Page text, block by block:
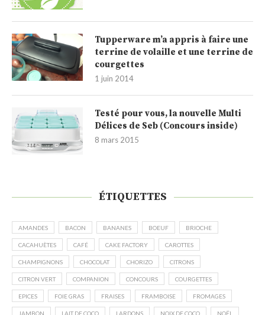
Tupperware m’a appris à faire une
terrine de volaille et une terrine de
courgettes
1 juin 2014
Testé pour vous, la nouvelle Multi
Délices de Seb (Concours inside)
8 mars 2015
ÉTIQUETTES
AMANDES BACON BANANES BOEUF BRIOCHE
CACAHUÈTES CAFÉ CAKE FACTORY CAROTTES
CHAMPIGNONS CHOCOLAT CHORIZO CITRONS
CITRON VERT COMPANION CONCOURS COURGETTES
EPICES FOIE GRAS FRAISES FRAMBOISE FROMAGES
JAMBON LAIT DE COCO LARDONS NOIX DE COCO NOËL